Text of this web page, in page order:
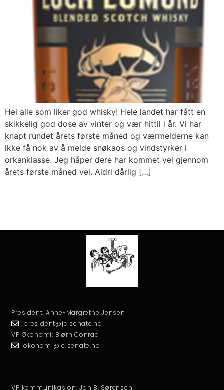
Hei alle som liker god whisky! Hele landet har fått en
skikkelig god dose av vinter og vær hittil i år. Vi har
knapt rundet årets første måned og værmelderne kan
ikke få nok av å melde snøkaos og vindstyrker i
orkanklasse. Jeg håper dere har kommet vel gjennom
årets første måned vel. Aldri dårlig […]
President: Anne-Margrethe Jensen
president@jcisenate.no
VP Økonomi: Bjørn Conradi
okonomi@jcisenate.no
VP kommunikasjon: Jan B. Sørensen